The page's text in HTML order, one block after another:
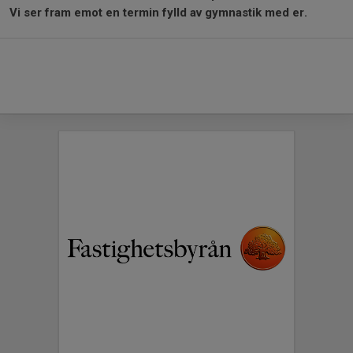
Vi ser fram emot en termin fylld av gymnastik med er.